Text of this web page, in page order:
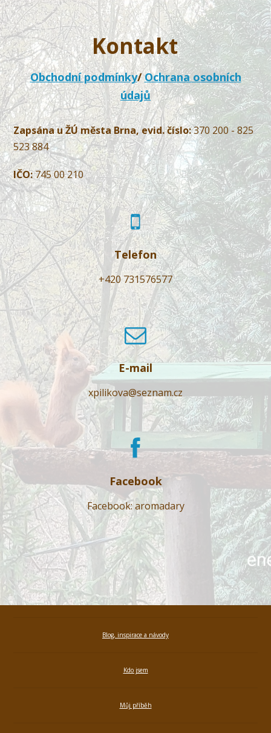
Kontakt
Obchodní podmínky/Ochrana osobních
údajů
Zapsána u ŽÚ města Brna, evid. číslo:370 200 - 825
523 884
IČO:745 00 210
Telefon
+420 731576577
E-mail
xpilikova@seznam.cz
Facebook
Facebook: aromadary
Blog, inspirace a návody
Kdo jsem
Můj příběh